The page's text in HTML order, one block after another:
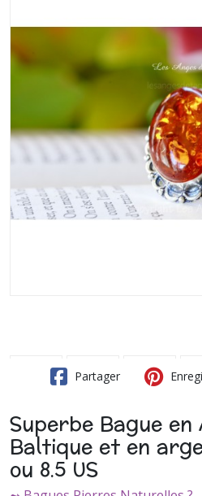
Partager
Superbe Bague
Baltique et en
ou 8.5 US